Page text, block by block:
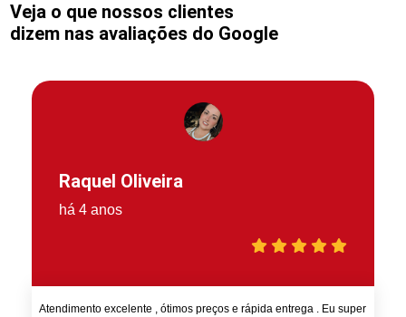
Veja o que nossos clientes
dizem nas avaliações do Google
Raquel Oliveira
há 4 anos
Atendimento excelente , ótimos preços e rápida entrega . Eu super